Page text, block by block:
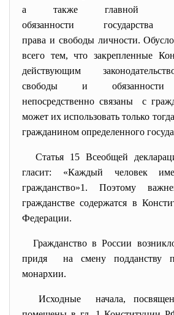
а также главной
обязанности
права и свободы личности.
всего тем, что закрепленные
действующим
свободы и
непосредственно связаны с
может их использовать только
гражданином определенного
Статья 15 Всеобщей
гласит: «Каждый человек
гражданство»1 . Поэтому
гражданстве содержатся в
Федерации.
Гражданство в России
придя на смену подданству
монархии.
Исходные начала,